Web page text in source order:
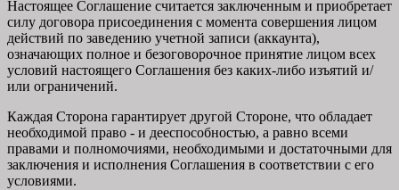
Настоящее Соглашение считается заключенным и приобретает
силу договора присоединения с момента совершения лицом
действий по заведению учетной записи (аккаунта),
означающих полное и безоговорочное принятие лицом всех
условий настоящего Соглашения без каких-либо изъятий и/
или ограничений.
Каждая Сторона гарантирует другой Стороне, что обладает
необходимой право - и дееспособностью, а равно всеми
правами и полномочиями, необходимыми и достаточными для
заключения и исполнения Соглашения в соответствии с его
условиями.